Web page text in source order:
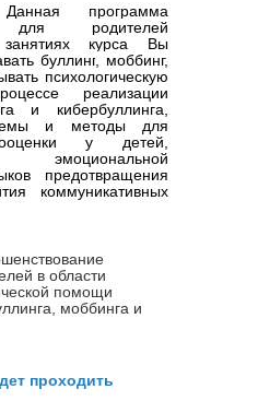
Данная программа
для родителей
курса Вы
буллинг , моббинг,
психологическую
реализации
и кибербуллинга
и методы для
у детей,
эмоциональной
предотвращения
коммуникативных
в области
помощи
моббинга и
проходить